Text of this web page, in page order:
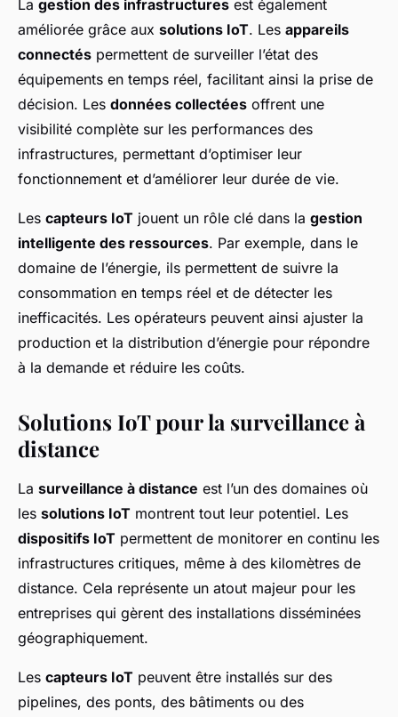
La gestion des infrastructures est également
améliorée grâce aux solutions IoT. Les appareils
connectés permettent de surveiller l’état des
équipements en temps réel, facilitant ainsi la prise de
décision. Les données collectées offrent une
visibilité complète sur les performances des
infrastructures, permettant d’optimiser leur
fonctionnement et d’améliorer leur durée de vie.
Les capteurs IoT jouent un rôle clé dans la gestion
intelligente des ressources. Par exemple, dans le
domaine de l’énergie, ils permettent de suivre la
consommation en temps réel et de détecter les
inefficacités. Les opérateurs peuvent ainsi ajuster la
production et la distribution d’énergie pour répondre
à la demande et réduire les coûts.
Solutions IoT pour la surveillance à
distance
La surveillance à distance est l’un des domaines où
les solutions IoT montrent tout leur potentiel. Les
dispositifs IoT permettent de monitorer en continu les
infrastructures critiques, même à des kilomètres de
distance. Cela représente un atout majeur pour les
entreprises qui gèrent des installations disséminées
géographiquement.
Les capteurs IoT peuvent être installés sur des
pipelines, des ponts, des bâtiments ou des